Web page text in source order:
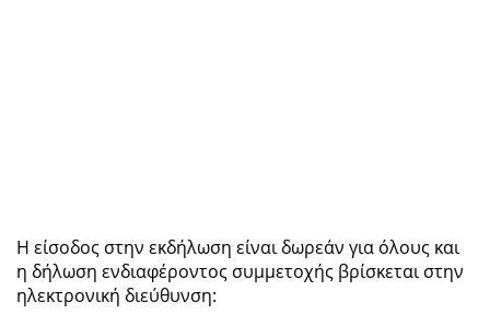
Η είσοδος στην εκδήλωση είναι δωρεάν για όλους και
η δήλωση ενδιαφέροντος συμμετοχής βρίσκεται στην
ηλεκτρονική διεύθυνση: